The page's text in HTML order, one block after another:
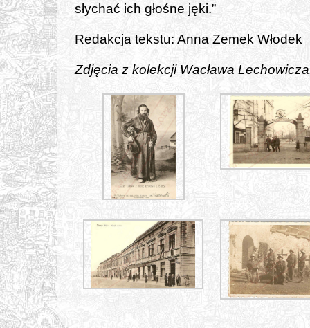
sły­chać ich gło­śne jęki.”
Redakcja tek­stu: Anna Zemek Włodek
Zdjęcia z kolek­cji Wacława